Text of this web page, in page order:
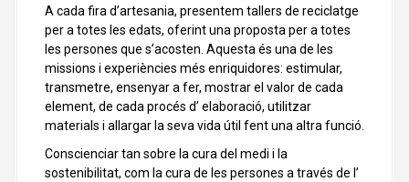
A cada fira d’artesania, presentem tallers de reciclatge
per a totes les edats, oferint una proposta per a totes
les persones que s’acosten. Aquesta és una de les
missions i experiències més enriquidores: estimular,
transmetre, ensenyar a fer, mostrar el valor de cada
element, de cada procés d’ elaboració, utilitzar
materials i allargar la seva vida útil fent una altra funció.
Conscienciar tan sobre la cura del medi i la
sostenibilitat, com la cura de les persones a través de l’